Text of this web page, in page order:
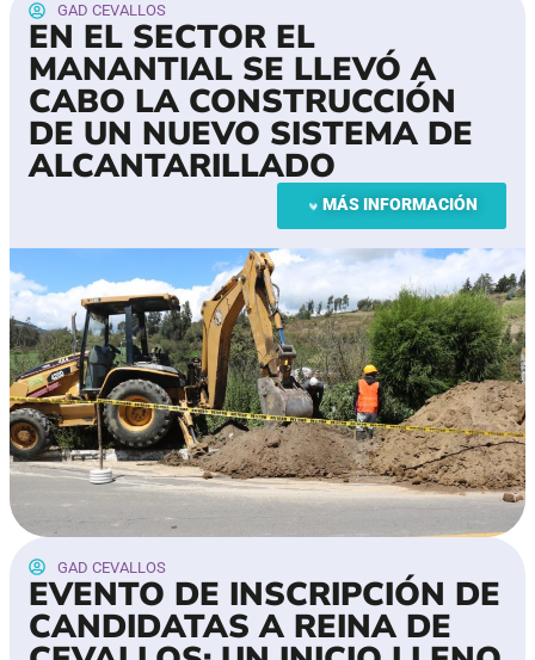
GAD CEVALLOS
EN EL SECTOR EL
MANANTIAL SE LLEVÓ A
CABO LA CONSTRUCCIÓN
DE UN NUEVO SISTEMA DE
ALCANTARILLADO
MÁS INFORMACIÓN
GAD CEVALLOS
EVENTO DE INSCRIPCIÓN DE
CANDIDATAS A REINA DE